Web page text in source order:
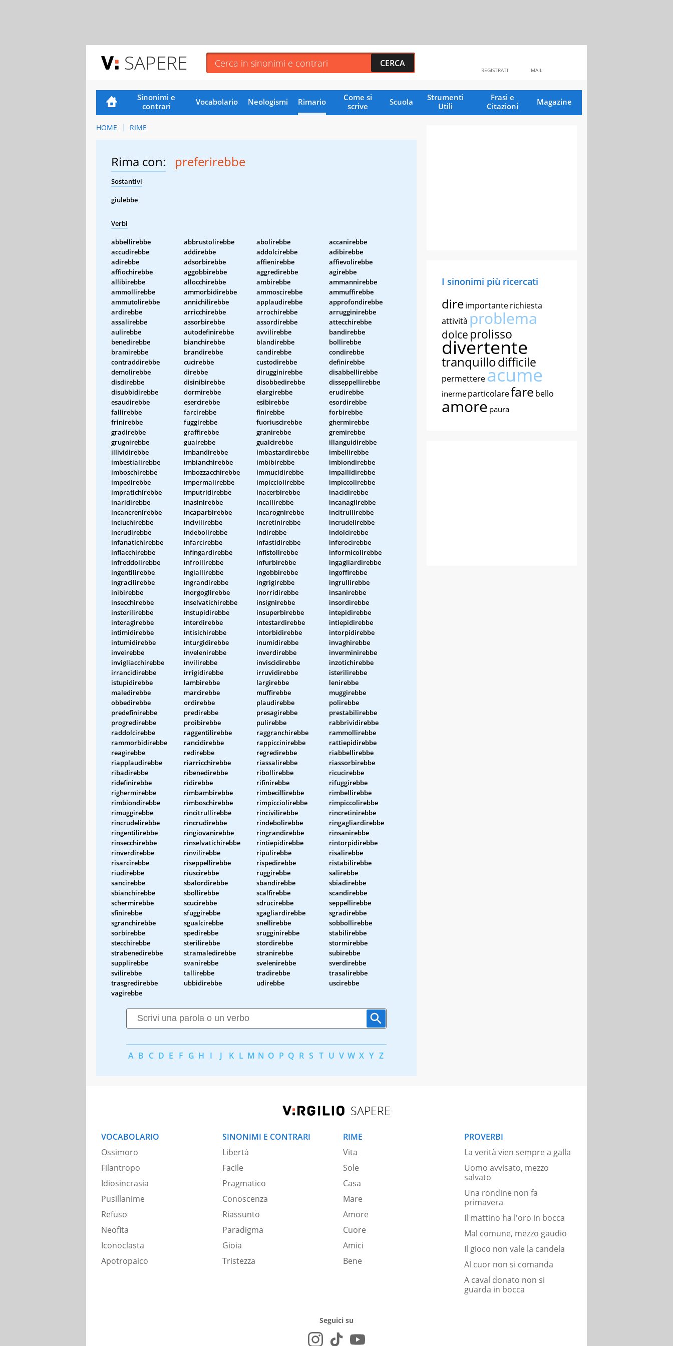
SAPERE MAIL
REGISTRATI
Sinonimi e
contrari
Vocabolario Neologismi Rimario
Come si
scrive
Scuola
Strumenti
Utili
Frasi e
Citazioni
Magazine
HOME RIME
Rima con: preferirebbe
Sostantivi
giulebbe
Verbi
abbellirebbe abbrustolirebbe abolirebbe
accanirebbe
accudirebbe
addirebbe addolcirebbe
adibirebbe
adirebbe
adsorbirebbe affienirebbe
affievolirebbe
affiochirebbe
aggobbirebbe aggredirebbe
agirebbe
allibirebbe
allocchirebbe ambirebbe
ammannirebbe
ammollirebbe
ammorbidirebbe ammoscirebbe
ammuffirebbe
ammutolirebbe
annichilirebbe applaudirebbe
approfondirebbe
ardirebbe
arricchirebbe arrochirebbe
arrugginirebbe
assalirebbe
assorbirebbe assordirebbe
attecchirebbe
aulirebbe
autodefinirebbe avvilirebbe
bandirebbe
benedirebbe
bianchirebbe blandirebbe
bollirebbe
bramirebbe
brandirebbe candirebbe
condirebbe
contraddirebbe
cucirebbe custodirebbe
definirebbe
demolirebbe
direbbe dirugginirebbe
disabbellirebbe
disdirebbe
disinibirebbe disobbedirebbe
disseppellirebbe
disubbidirebbe
dormirebbe elargirebbe
erudirebbe
esaudirebbe
esercirebbe esibirebbe
esordirebbe
fallirebbe
farcirebbe finirebbe
forbirebbe
frinirebbe
fuggirebbe fuoriuscirebbe
ghermirebbe
gradirebbe
graffirebbe granirebbe
gremirebbe
grugnirebbe
guairebbe gualcirebbe
illanguidirebbe
illividirebbe
imbandirebbe imbastardirebbe
imbellirebbe
imbestialirebbe
imbianchirebbe imbibirebbe
imbiondirebbe
imboschirebbe
imbozzacchirebbe immucidirebbe
impallidirebbe
impedirebbe
impermalirebbe impicciolirebbe
impiccolirebbe
impratichirebbe
imputridirebbe inacerbirebbe
inacidirebbe
inaridirebbe
inasinirebbe incallirebbe
incanaglirebbe
incancrenirebbe
incaparbirebbe incarognirebbe
incitrullirebbe
inciuchirebbe
incivilirebbe incretinirebbe
incrudelirebbe
incrudirebbe
indebolirebbe indirebbe
indolcirebbe
infanatichirebbe
infarcirebbe infastidirebbe
inferocirebbe
infiacchirebbe
infingardirebbe infistolirebbe
informicolirebbe
infreddolirebbe
infrollirebbe infurbirebbe
ingagliardirebbe
ingentilirebbe
ingiallirebbe ingobbirebbe
ingoffirebbe
ingracilirebbe
ingrandirebbe ingrigirebbe
ingrullirebbe
inibirebbe
inorgoglirebbe inorridirebbe
insanirebbe
insecchirebbe
inselvatichirebbe insignirebbe
insordirebbe
insterilirebbe
instupidirebbe insuperbirebbe
intepidirebbe
interagirebbe
interdirebbe intestardirebbe
intiepidirebbe
intimidirebbe
intisichirebbe intorbidirebbe
intorpidirebbe
intumidirebbe
inturgidirebbe inumidirebbe
invaghirebbe
inveirebbe
invelenirebbe inverdirebbe
inverminirebbe
invigliacchirebbe
invilirebbe inviscidirebbe
inzotichirebbe
irrancidirebbe
irrigidirebbe irruvidirebbe
isterilirebbe
istupidirebbe
lambirebbe largirebbe
lenirebbe
maledirebbe
marcirebbe muffirebbe
muggirebbe
obbedirebbe
ordirebbe plaudirebbe
polirebbe
predefinirebbe
predirebbe presagirebbe
prestabilirebbe
progredirebbe
proibirebbe pulirebbe
rabbrividirebbe
raddolcirebbe
raggentilirebbe raggranchirebbe
rammollirebbe
rammorbidirebbe
rancidirebbe rappiccinirebbe
rattiepidirebbe
reagirebbe
redirebbe regredirebbe
riabbellirebbe
riapplaudirebbe
riarricchirebbe riassalirebbe
riassorbirebbe
ribadirebbe
ribenedirebbe ribollirebbe
ricucirebbe
ridefinirebbe
ridirebbe rifinirebbe
rifuggirebbe
righermirebbe
rimbambirebbe rimbecillirebbe
rimbellirebbe
rimbiondirebbe
rimboschirebbe rimpicciolirebbe
rimpiccolirebbe
rimuggirebbe
rincitrullirebbe rincivilirebbe
rincretinirebbe
rincrudelirebbe
rincrudirebbe rindebolirebbe
ringagliardirebbe
ringentilirebbe
ringiovanirebbe ringrandirebbe
rinsanirebbe
rinsecchirebbe
rinselvatichirebbe rintiepidirebbe
rintorpidirebbe
rinverdirebbe
rinvilirebbe ripulirebbe
risalirebbe
risarcirebbe
riseppellirebbe rispedirebbe
ristabilirebbe
riudirebbe
riuscirebbe ruggirebbe
salirebbe
sancirebbe
sbalordirebbe sbandirebbe
sbiadirebbe
sbianchirebbe
sbollirebbe scalfirebbe
scandirebbe
schermirebbe
scucirebbe sdrucirebbe
seppellirebbe
sfinirebbe
sfuggirebbe sgagliardirebbe
sgradirebbe
sgranchirebbe
sgualcirebbe snellirebbe
sobbollirebbe
sorbirebbe
spedirebbe srugginirebbe
stabilirebbe
stecchirebbe
sterilirebbe stordirebbe
stormirebbe
strabenedirebbe
stramaledirebbe stranirebbe
subirebbe
supplirebbe
svanirebbe svelenirebbe
sverdirebbe
svilirebbe
tallirebbe tradirebbe
trasalirebbe
trasgredirebbe
ubbidirebbe udirebbe
uscirebbe
vagirebbe
A B C D E F G H I J K L M N O P Q R S T U V W X Y Z
I sinonimi più ricercati
direimportanterichiesta
attività problema
dolce prolisso
divertente
tranquillodifficile
permettereacume
inerme particolarefare bello
amore paura
SAPERE
VOCABOLARIO
Ossimoro
Filantropo
Idiosincrasia
Pusillanime
Refuso
Neofita
Iconoclasta
Apotropaico
SINONIMI E CONTRARI
Libertà
Facile
Pragmatico
Conoscenza
Riassunto
Paradigma
Gioia
Tristezza
RIME
Vita
Sole
Casa
Mare
Amore
Cuore
Amici
Bene
PROVERBI
La verità vien sempre a galla
Uomo avvisato, mezzo
salvato
Una rondine non fa
primavera
Il mattino ha l'oro in bocca
Mal comune, mezzo gaudio
Il gioco non vale la candela
Al cuor non si comanda
A caval donato non si
guarda in bocca
Seguici su